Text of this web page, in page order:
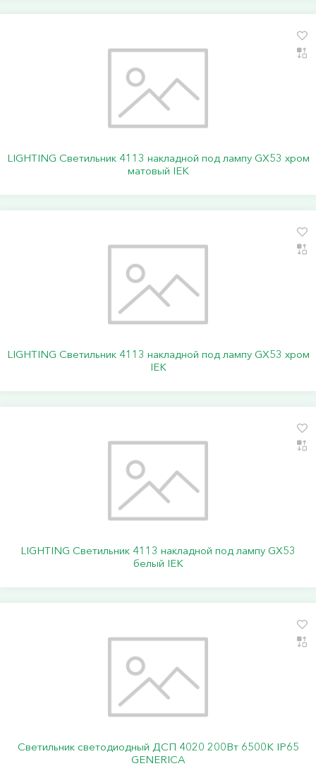
LIGHTING Светильник 4113 накладной под лампу GX53 хром
матовый IEK
LIGHTING Светильник 4113 накладной под лампу GX53 хром
IEK
LIGHTING Светильник 4113 накладной под лампу GX53
белый IEK
Светильник светодиодный ДСП 4020 200Вт 6500К IP65
GENERICA